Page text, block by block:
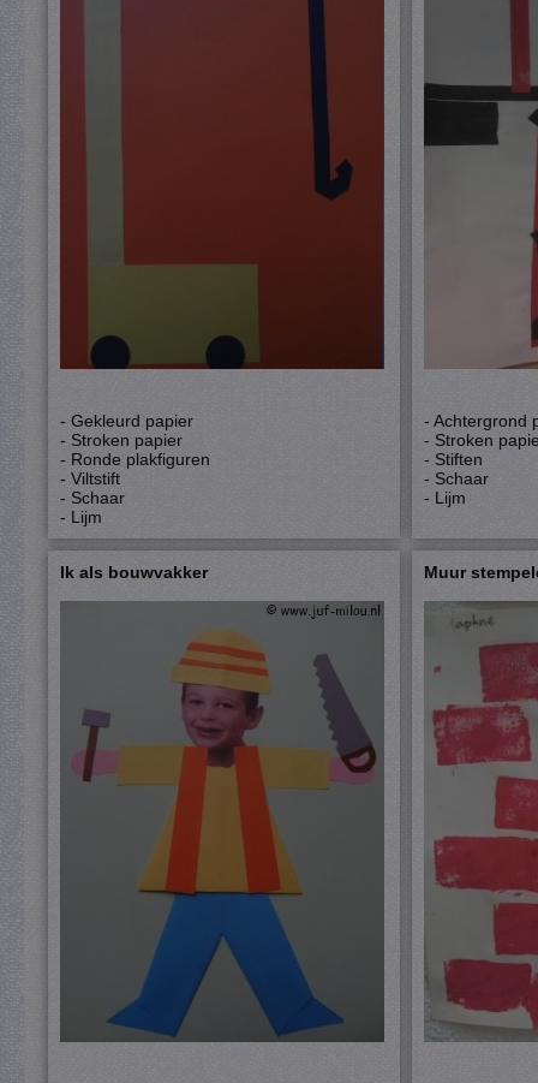
- Gekleurd papier
- Stroken papier
- Ronde plakfiguren
- Viltstift
- Schaar
- Lijm
- Achtergrond
- Stroken
- Stiften
- Schaar
- Lijm
Ik als bouwvakker Muur